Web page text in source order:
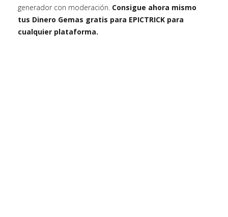
generador con moderación. Consigue ahora mismo
tus Dinero Gemas gratis para EPICTRICK para
cualquier plataforma.